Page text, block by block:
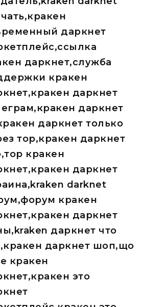
даркнет
даркнет,служба
кракен
даркнет
даркнет
даркнет только
тор,кракен даркнет
кракен
даркнет
darknet
кракен
даркнет
даркнет что
даркнет шоп,що
кракен
это